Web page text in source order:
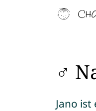
♂
Jano ist